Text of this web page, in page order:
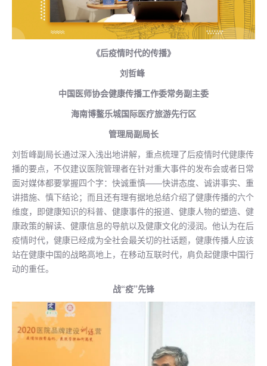
《后疫情时代的传播》
刘哲峰
中国医师协会健康传播工作委常务副主委
海南博鳌乐城国际医疗旅游先行区
管理局副局长
刘哲峰副局长通过深入浅出地讲解，重点梳理了后疫情时代健康传
播的要点，不仅建议医院管理者在针对重大事件的发布会或者日常
面对媒体都要掌握四个字：快诚重慎——快讲态度、诚讲事实、重
讲措施、慎下结论；而且还有理有据地总结介绍了健康传播的六个
维度，即健康知识的科普、健康事件的报道、健康人物的塑造、健
康政策的解读、健康信息的导航以及健康文化的浸润。他认为在后
疫情时代，健康已经成为全社会最关切的社话题，健康传播人应该
站在健康中国的战略高地上，在移动互联时代，肩负起健康中国行
动的重任。
战“疫”先锋